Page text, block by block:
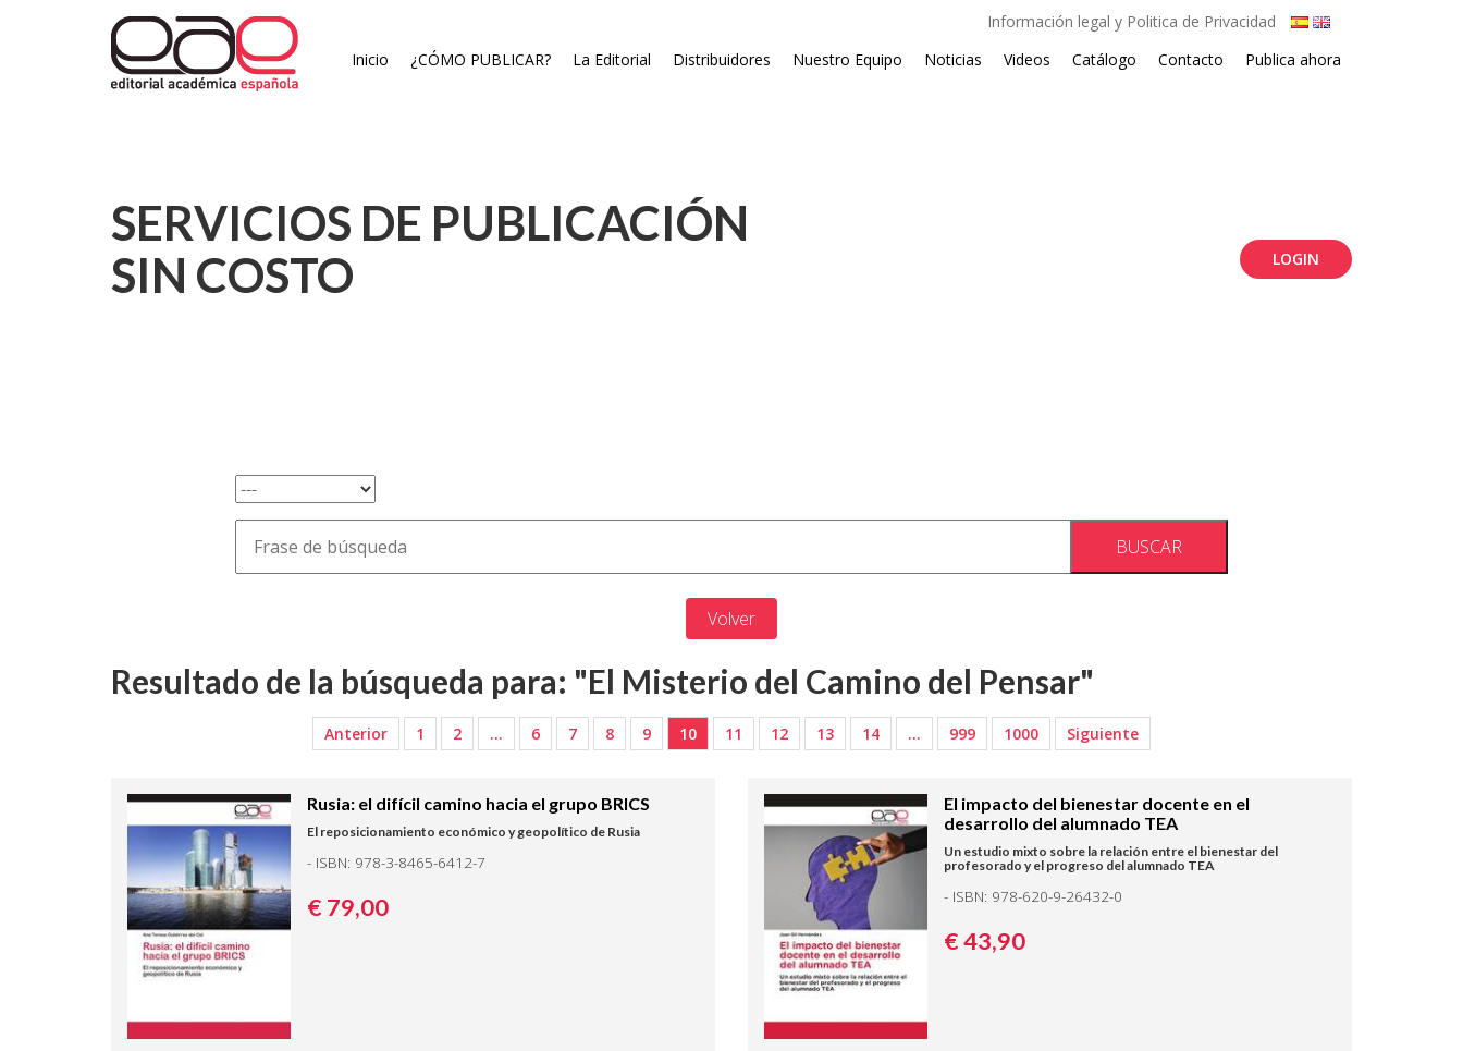
Información legal y Politica de Privacidad
Inicio
¿CÓMO PUBLICAR? La Editorial Distribuidores Nuestro Equipo Noticias Videos Catálogo Contacto Publica ahora
SERVICIOS DE PUBLICACIÓN
SIN COSTO
LOGIN
Volver
Resultado de la búsqueda para: "El Misterio del Camino del Pensar"
Anterior 1 2 … 6 7 8 9 10 11 12 13 14 … 999 1000 Siguiente
Rusia: el difícil camino hacia el grupo BRICS
El reposicionamiento económico y geopolítico de Rusia
- ISBN: 978-3-8465-6412-7
€ 79,00
El impacto del bienestar docente en el
desarrollo del alumnado TEA
Un estudio mixto sobre la relación entre el bienestar del
profesorado y el progreso del alumnado TEA
- ISBN: 978-620-9-26432-0
€ 43,90